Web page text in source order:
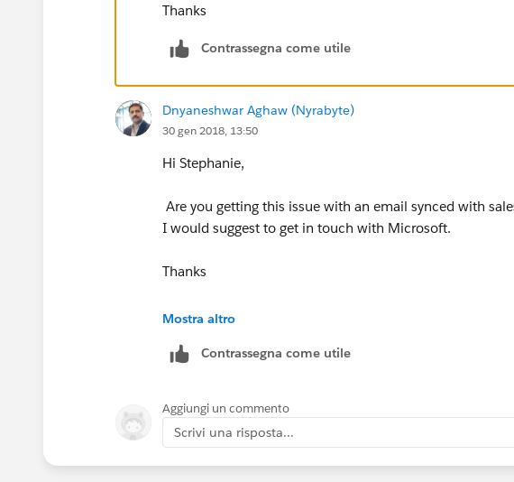
Thanks
Contrassegna come utile
Dnyaneshwar Aghaw (Nyrabyte)
30 gen 2018, 13:50
Hi Stephanie,
Are you getting this issue with an email synced with
I would suggest to get in touch with Microsoft.
Thanks
Dnyaneshwar
Mostra altro
Contrassegna come utile
Aggiungi un commento
Scrivi una risposta...